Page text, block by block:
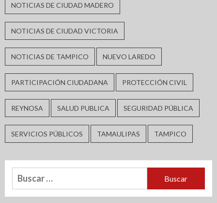
NOTICIAS DE CIUDAD MADERO
NOTICIAS DE CIUDAD VICTORIA
NOTICIAS DE TAMPICO NUEVO LAREDO
PARTICIPACIÓN CIUDADANA PROTECCIÓN CIVIL
REYNOSA SALUD PUBLICA SEGURIDAD PÚBLICA
SERVICIOS PÚBLICOS TAMAULIPAS TAMPICO
Buscar: